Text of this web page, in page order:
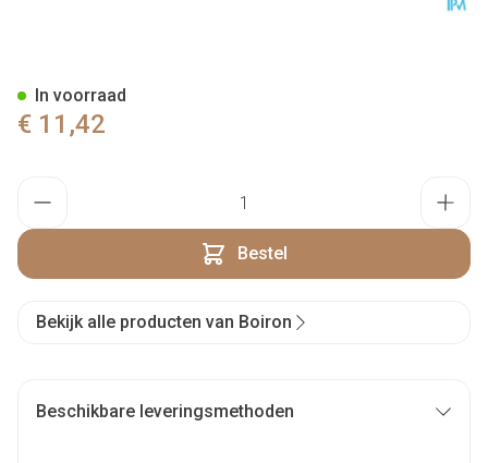
€ 11,42
Bestel
In voorraad
Bekijk alle producten van Boiron
Beschikbare leveringsmethoden